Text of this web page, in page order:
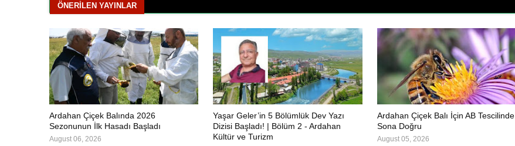
ÖNERILEN YAYINLAR
Ardahan Çiçek Balında 2026
Sezonunun İlk Hasadı Başladı
August 06, 2026
Yaşar Geler’in 5 Bölümlük Dev Yazı
Dizisi Başladı! | Bölüm 2 - Ardahan
Kültür ve Turizm
Ardahan Çiçek Balı İçin AB Tescilinde
Sona Doğru
August 05, 2026